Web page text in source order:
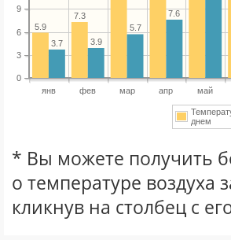
янв фев мар апр май
0
3
6
9
7.3
5.9
7.6
5.7
3.9
3.7
днем
* Вы можете получить
о температуре воздуха
кликнув на столбец с